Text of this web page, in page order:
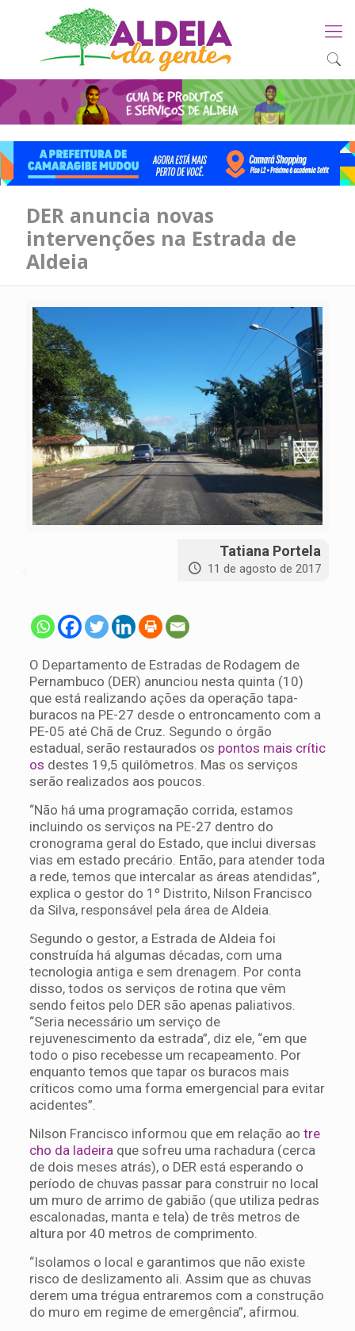
DER anuncia novas
intervenções na Estrada de
Aldeia
Tatiana Portela
11 de agosto de 2017
O Departamento de Estradas de Rodagem de
Pernambuco (DER) anunciou nesta quinta (10)
que está realizando ações da operação tapa-
buracos na PE-27 desde o entroncamento com a
PE-05 até Chã de Cruz. Segundo o órgão
estadual, serão restaurados os pontos mais crític
os destes 19,5 quilômetros. Mas os serviços
serão realizados aos poucos.
“Não há uma programação corrida, estamos
incluindo os serviços na PE-27 dentro do
cronograma geral do Estado, que inclui diversas
vias em estado precário. Então, para atender toda
a rede, temos que intercalar as áreas atendidas”,
explica o gestor do 1º Distrito, Nilson Francisco
da Silva, responsável pela área de Aldeia.
Segundo o gestor, a Estrada de Aldeia foi
construída há algumas décadas, com uma
tecnologia antiga e sem drenagem. Por conta
disso, todos os serviços de rotina que vêm
sendo feitos pelo DER são apenas paliativos.
“Seria necessário um serviço de
rejuvenescimento da estrada”, diz ele, “em que
todo o piso recebesse um recapeamento. Por
enquanto temos que tapar os buracos mais
críticos como uma forma emergencial para evitar
acidentes”.
Nilson Francisco informou que em relação ao tre
cho da ladeira que sofreu uma rachadura (cerca
de dois meses atrás), o DER está esperando o
período de chuvas passar para construir no local
um muro de arrimo de gabião (que utiliza pedras
escalonadas, manta e tela) de três metros de
altura por 40 metros de comprimento.
“Isolamos o local e garantimos que não existe
risco de deslizamento ali. Assim que as chuvas
derem uma trégua entraremos com a construção
do muro em regime de emergência”, afirmou.